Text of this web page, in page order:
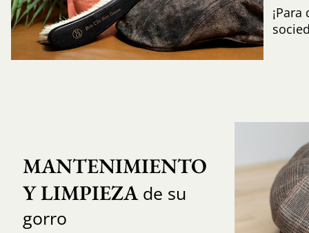
MANTENIMIENTO
Y LIMPIEZAde su
gorro